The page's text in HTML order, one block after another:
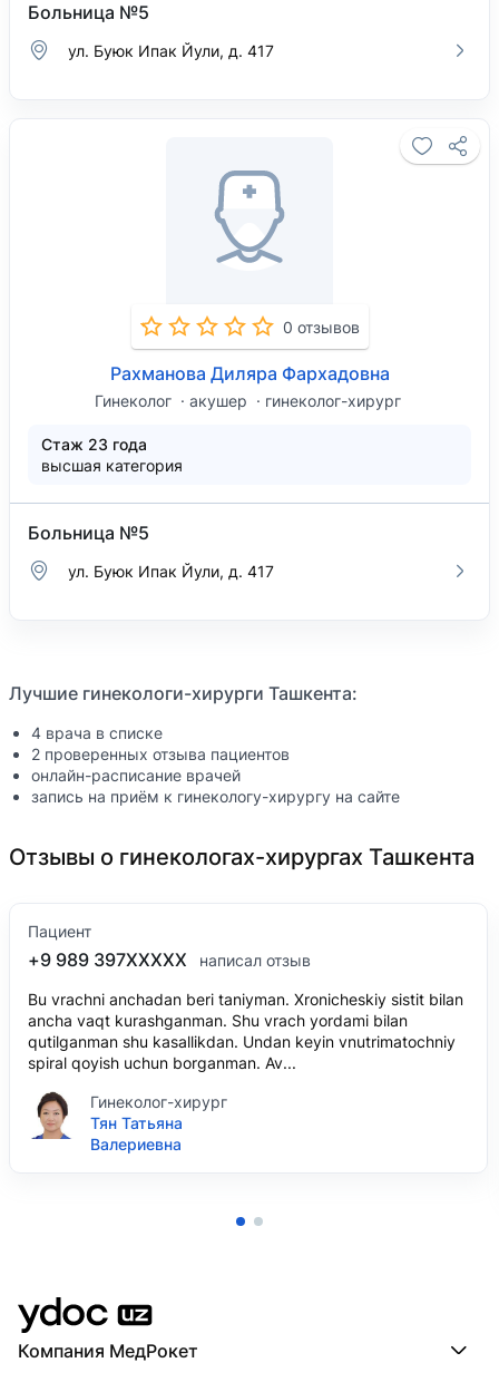
Больница №5
ул. Буюк Ипак Йули, д. 417
0 отзывов
Рахманова Диляра Фархадовна
Гинеколог акушер гинеколог-хирург
Стаж 23 года
высшая категория
Больница №5
ул. Буюк Ипак Йули, д. 417
Лучшие гинекологи-хирурги Ташкента:
4 врача в списке
2 проверенных отзыва пациентов
онлайн-расписание врачей
запись на приём к гинекологу-хирургу на сайте
Отзывы о гинекологах-хирургах Ташкента
Пациент
+9 989 397XXXXX написал отзыв
Bu vrachni anchadan beri taniyman. Xronicheskiy sistit bilan
ancha vaqt kurashganman. Shu vrach yordami bilan
qutilganman shu kasallikdan. Undan keyin vnutrimatochniy
spiral qoyish uchun borganman. Av...
Гинеколог-хирург
Тян Татьяна
Валериевна
Компания МедРокет